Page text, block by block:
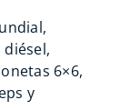
6×6,
y